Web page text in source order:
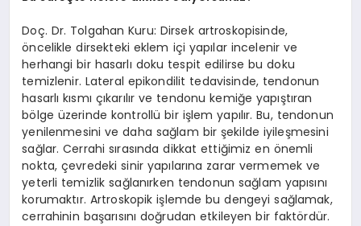
Doç. Dr. Tolgahan Kuru: Dirsek artroskopisinde,
öncelikle dirsekteki eklem içi yapılar incelenir ve
herhangi bir hasarlı doku tespit edilirse bu doku
temizlenir. Lateral epikondilit tedavisinde, tendonun
hasarlı kısmı çıkarılır ve tendonu kemiğe yapıştıran
bölge üzerinde kontrollü bir işlem yapılır. Bu, tendonun
yenilenmesini ve daha sağlam bir şekilde iyileşmesini
sağlar. Cerrahi sırasında dikkat ettiğimiz en önemli
nokta, çevredeki sinir yapılarına zarar vermemek ve
yeterli temizlik sağlanırken tendonun sağlam yapısını
korumaktır. Artroskopik işlemde bu dengeyi sağlamak,
cerrahinin başarısını doğrudan etkileyen bir faktördür.